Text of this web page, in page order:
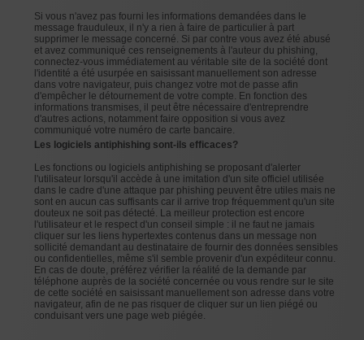
Si vous n'avez pas fourni les informations demandées dans le
message frauduleux, il n'y a rien à faire de particulier à part
supprimer le message concerné. Si par contre vous avez été abusé
et avez communiqué ces renseignements à l'auteur du phishing,
connectez-vous immédiatement au véritable site de la société dont
l'identité a été usurpée en saisissant manuellement son adresse
dans votre navigateur, puis changez votre mot de passe afin
d'empêcher le détournement de votre compte. En fonction des
informations transmises, il peut être nécessaire d'entreprendre
d'autres actions, notamment faire opposition si vous avez
communiqué votre numéro de carte bancaire.
Les logiciels antiphishing sont-ils efficaces?
Les fonctions ou logiciels antiphishing se proposant d'alerter
l'utilisateur lorsqu'il accède à une imitation d'un site officiel utilisée
dans le cadre d'une attaque par phishing peuvent être utiles mais ne
sont en aucun cas suffisants car il arrive trop fréquemment qu'un site
douteux ne soit pas détecté. La meilleur protection est encore
l'utilisateur et le respect d'un conseil simple : il ne faut ne jamais
cliquer sur les liens hypertextes contenus dans un message non
sollicité demandant au destinataire de fournir des données sensibles
ou confidentielles, même s'il semble provenir d'un expéditeur connu.
En cas de doute, préférez vérifier la réalité de la demande par
téléphone auprès de la société concernée ou vous rendre sur le site
de cette société en saisissant manuellement son adresse dans votre
navigateur, afin de ne pas risquer de cliquer sur un lien piégé ou
conduisant vers une page web piégée.